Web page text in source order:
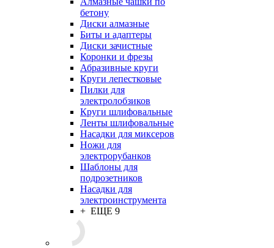
бетону
Диски алмазные
Биты и адаптеры
Диски зачистные
Коронки и фрезы
Абразивные круги
Круги лепестковые
Пилки для
электролобзиков
Круги шлифовальные
Ленты шлифовальные
Насадки для миксеров
Ножи для
электрорубанков
Шаблоны для
подрозетников
Насадки для
электроинструмента
+ ЕЩЕ 9